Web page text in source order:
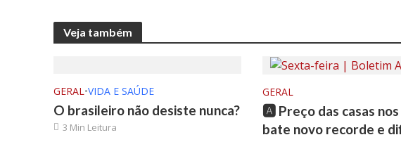
Veja também
GERAL•VIDA E SAÚDE
O brasileiro não desiste nunca?
3 Min Leitura
GERAL
🅰️ Preço das casas nos
bate novo recorde e